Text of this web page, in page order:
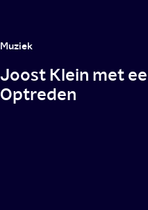
Muziek
Joost Klein met
Optreden